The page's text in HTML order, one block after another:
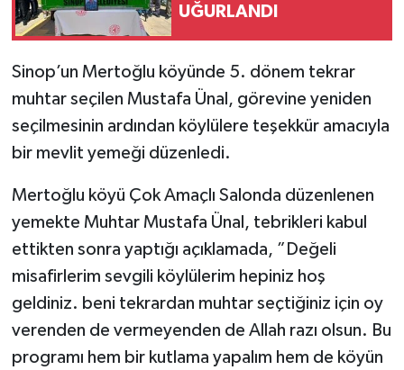
UĞURLANDI
Sinop’un Mertoğlu köyünde 5. dönem tekrar
muhtar seçilen Mustafa Ünal, görevine yeniden
seçilmesinin ardından köylülere teşekkür amacıyla
bir mevlit yemeği düzenledi.
Mertoğlu köyü Çok Amaçlı Salonda düzenlenen
yemekte Muhtar Mustafa Ünal, tebrikleri kabul
ettikten sonra yaptığı açıklamada, ”Değeli
misafirlerim sevgili köylülerim hepiniz hoş
geldiniz. beni tekrardan muhtar seçtiğiniz için oy
verenden de vermeyenden de Allah razı olsun. Bu
programı hem bir kutlama yapalım hem de köyün